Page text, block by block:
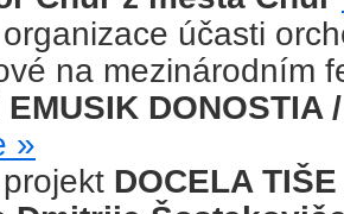
účasti
na mezinárodním
EMUSIK DONOSTIA
»
DOCELA